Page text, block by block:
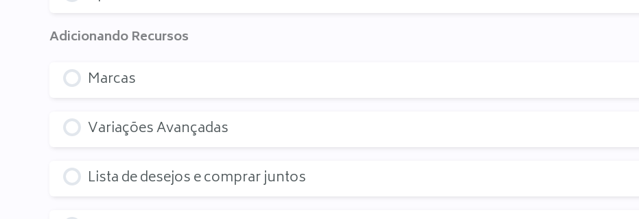
Adicionando Recursos
Marcas
Variações Avançadas
Lista de desejos e comprar juntos